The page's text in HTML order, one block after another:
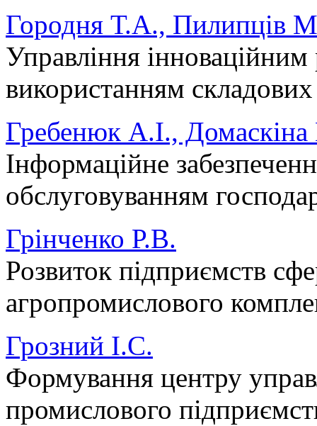
Городня Т.А., Пилипців
Управління
використанням складових
Гребенюк А.І.,
Інформаційне
обслуговуванням
Грінченко Р.В.
Розвиток підприємств
агропромислового
Грозний І.С.
Формування центру
промислового